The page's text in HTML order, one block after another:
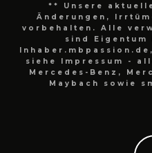
** Unsere
Änderungen,
vorbehalten. Alle
sind
siehe Impressum -
Mercedes-Benz,
Maybach sowie